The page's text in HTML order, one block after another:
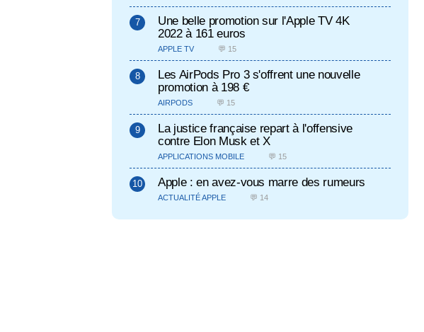
Une belle promotion sur l'Apple TV 4K
2022 à 161 euros
APPLE TV 💬 15
Les AirPods Pro 3 s'offrent une nouvelle
promotion à 198 €
AIRPODS 💬 15
La justice française repart à l'offensive
contre Elon Musk et X
APPLICATIONS MOBILE 💬 15
Apple : en avez-vous marre des rumeurs
ACTUALITÉ APPLE 💬 14